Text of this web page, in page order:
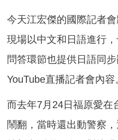
今天江宏傑的國際記者
現場以中文和日語進行
問答環節也提供日語同
YouTube直播記者會內容
而去年7月24日福原愛在
鬧翻，當時還出動警察